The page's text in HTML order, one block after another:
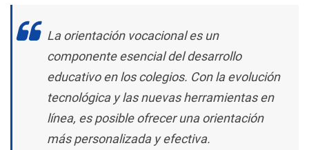
La orientación vocacional es un
componente esencial del desarrollo
educativo en los colegios. Con la evolución
tecnológica y las nuevas herramientas en
línea, es posible ofrecer una orientación
más personalizada y efectiva.